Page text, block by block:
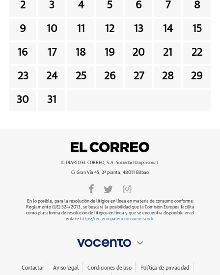
2 3 4 5 6 7 8
9 10 11 12 13 14 15
16 17 18 19 20 21 22
23 24 25 26 27 28 29
30 31
© DIARIO EL CORREO, S.A. Sociedad Unipersonal.
C/ Gran Vía 45, 3ª planta, 48011 Bilbao
En lo posible, para la resolución de litigios en línea en materia de consumo conforme
Reglamento (UE) 524/2013, se buscará la posibilidad que la Comisión Europea facilita
como plataforma de resolución de litigios en línea y que se encuentra disponible en el
enlace https://ec.europa.eu/consumers/odr.
Contactar Aviso legal Condiciones de uso Política de privacidad